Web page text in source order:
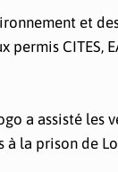
et
CITES,
a assisté
à la prison de